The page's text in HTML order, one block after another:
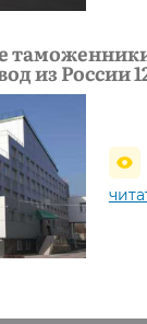
из России